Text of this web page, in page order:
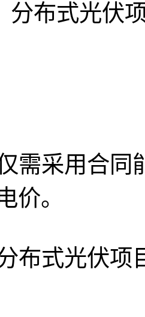
分布式光伏
需采用合
价。
布式光伏项